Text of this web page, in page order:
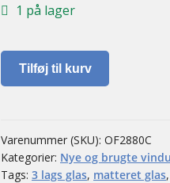
1 på lager
Sidehængt
Vindue
Tilføj til kurv
Varenummer (SKU): OF2880C
Kategorier: Nye og brugte
Tags: 3 lags glas, matteret glas,